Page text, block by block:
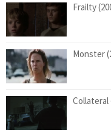
Frailty
Monster
Collateral